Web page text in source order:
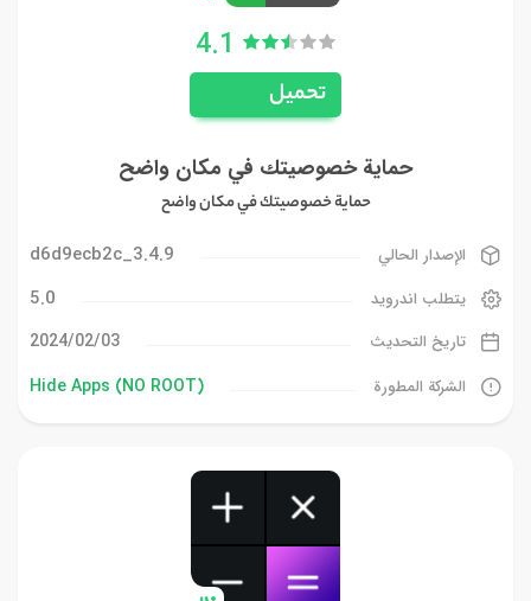
4.1
تحميل
حماية خصوصيتك في مكان واضح
حماية خصوصيتك في مكان واضح
الإصدار الحالي 3.4.9_d6d9ecb2c
يتطلب اندرويد 5.0
تاريخ التحديث 03‏/02‏/2024
الشركة المطورة Hide Apps (NO ROOT)